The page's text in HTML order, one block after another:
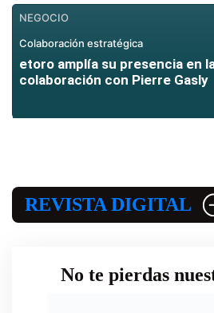
NEGOCIO
Colaboración estratégica
etoro amplía su presencia en
colaboración con Pierre Gasly
REVISTA DIGITAL
No te pierdas